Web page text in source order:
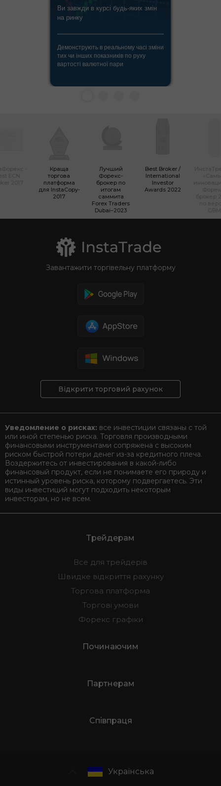
Ви завжди в курсі будь-яких змін
на ринку
Демонструють в реальному часі зміни
тих чи інших показників по руху
вартості валютної пари
Краща
торгова
платформа
для InstaCopy-
2017
Лучший
Форекс-
брокер по
итогам
саммита
Forex Traders
Dubai–2023
Best Broker /
International
Investor
Awards 2022
Завантажити торгівельну платформу
Відкрити торговий рахунок
Уведомление о рисках: все инвестиции связаны с той
или иной степенью риска. Торговля производными
финансовыми инструментами сопряжена с высоким
риском быстрой потери денег из-за кредитного плеча.
Воздержитесь от инвестирования в какой-либо
финансовый продукт, если не понимаете его природу и
истинный уровень риска, которому подвергаетесь. Эти
виды инвестиций могут подходить некоторым
инвесторам, но не всем.
Трейдерам
Все для трейдерів
Швидке відкриття рахунку
Торгова платформа
Торгові умови
Форекс графіки
Починаючим
Партнерам
Співпраця
Українська